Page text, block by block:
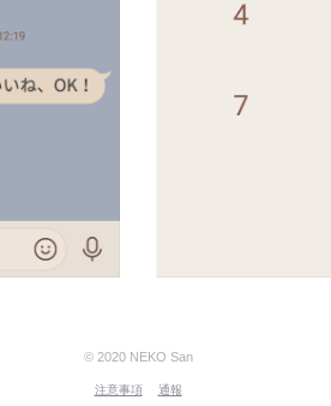
© 2020 NEKO San
注意事項 通報